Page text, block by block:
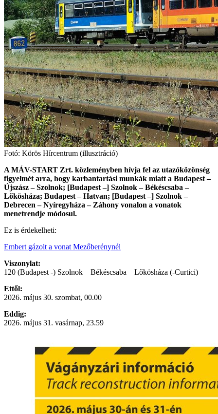
Fotó: Körös Hírcentrum (illusztráció)
A MÁV-START Zrt. közleményben hívja fel az utazóközönség
figyelmét arra, hogy karbantartási munkák miatt a Budapest –
Újszász – Szolnok; [Budapest –] Szolnok – Békéscsaba –
Lőkösháza; Budapest – Hatvan; [Budapest –] Szolnok –
Debrecen – Nyíregyháza – Záhony vonalon a vonatok
menetrendje módosul.
Ez is érdekelheti:
Embert gázolt a vonat Mezőberénynél
Viszonylat:
120 (Budapest -) Szolnok – Békéscsaba – Lőkösháza (-Curtici)
Ettől:
2026. május 30. szombat, 00.00
Eddig:
2026. május 31. vasárnap, 23.59